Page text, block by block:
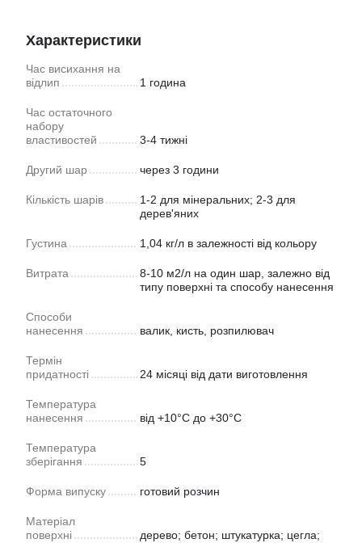
Характеристики
Час висихання на
відлип
1 година
Час остаточного
набору
властивостей
3-4 тижні
Другий шар через 3 години
Кількість шарів
1-2 для мінеральних; 2-3 для
дерев'яних
Густина 1,04 кг/л в залежності від кольору
Витрата
8-10 м2/л на один шар, залежно від
типу поверхні та способу нанесення
Способи
нанесення
валик, кисть, розпилювач
Термін
придатності
24 місяці від дати виготовлення
Температура
нанесення
від +10°С до +30°С
Температура
зберігання
5
Форма випуску готовий розчин
Матеріал
поверхні
дерево; бетон; штукатурка; цегла;